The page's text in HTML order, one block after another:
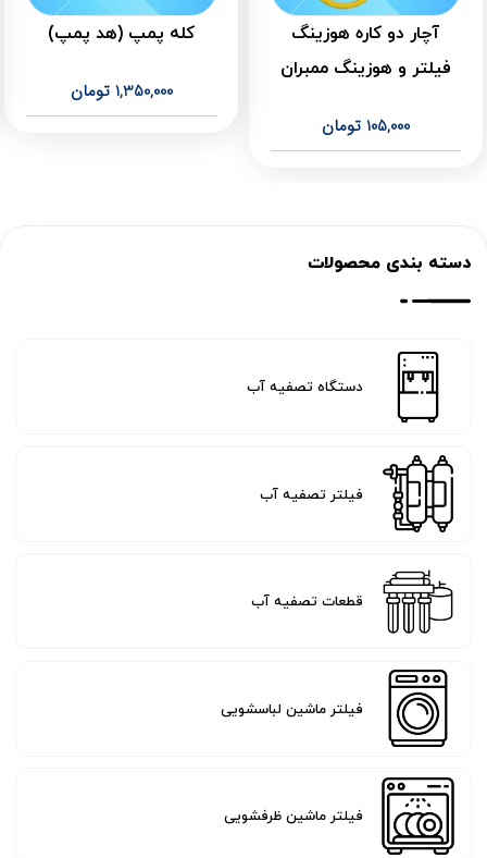
آچار دو کاره هوزینگ
فیلتر و هوزینگ ممبران
105,000 تومان
کله پمپ (هد پمپ)
1,350,000 تومان
دسته بندی محصولات
دستگاه تصفیه آب
فیلتر تصفیه آب
قطعات تصفیه آب
فیلتر ماشین لباسشویی
فیلتر ماشین ظرفشویی